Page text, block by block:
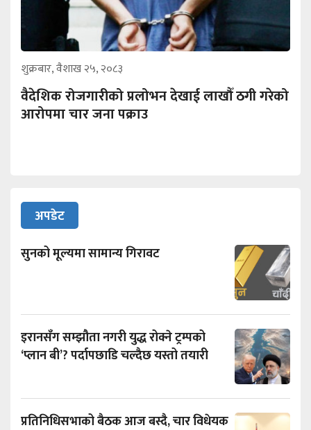
शुक्रबार, वैशाख २५, २०८३
वैदेशिक रोजगारीको प्रलोभन देखाई लाखौँ ठगी गरेको
आरोपमा चार जना पक्राउ
अपडेट
सुनको मूल्यमा सामान्य गिरावट
इरानसँग सम्झौता नगरी युद्ध रोक्ने ट्रम्पको
‘प्लान बी’? पर्दापछाडि चल्दैछ यस्तो तयारी
प्रतिनिधिसभाको बैठक आज बस्दै, चार विधेयक